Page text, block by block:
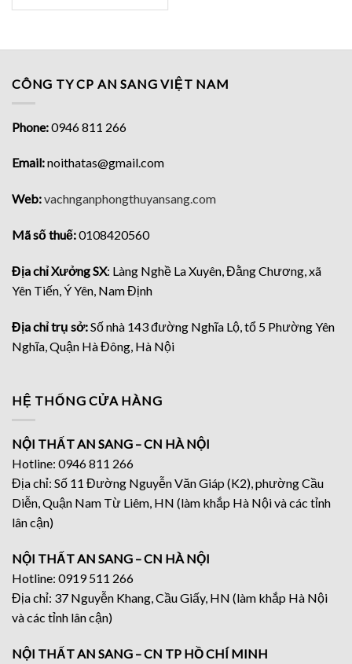
CÔNG TY CP AN SANG VIỆT NAM
Phone:0946 811 266
Email:noithatas@gmail.com
Web:vachnganphongthuyansang.com
Mã số thuế:0108420560
Địa chỉ Xưởng SX: Làng Nghề La Xuyên, Đằng Chương, xã
Yên Tiến, Ý Yên, Nam Định
Địa chỉ trụ sở:Số nhà 143 đường Nghĩa Lộ, tổ 5 Phường Yên
Nghĩa, Quận Hà Đông, Hà Nội
HỆ THỐNG CỬA HÀNG
NỘI THẤT AN SANG – CN HÀ NỘI
Hotline: 0946 811 266
Địa chỉ: Số 11 Đường Nguyễn Văn Giáp (K2), phường Cầu
Diễn, Quận Nam Từ Liêm, HN (làm khắp Hà Nội và các tỉnh
lân cận)
NỘI THẤT AN SANG – CN HÀ NỘI
Hotline: 0919 511 266
Địa chỉ: 37 Nguyễn Khang, Cầu Giấy, HN (làm khắp Hà Nội
và các tỉnh lân cận)
NỘI THẤT AN SANG – CN TP HỒ CHÍ MINH